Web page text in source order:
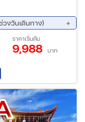
งวันเดินทาง)
ค. 69 - 22 ส.ค. 69
ค. 69 - 02 ก.ย. 69
ย. 69 - 11 ก.ย. 69
. 69 - 29 ก.ย. 69
. 69 - 07 ต.ค. 69
ราคาเริ่มต้น
9,988 บาท